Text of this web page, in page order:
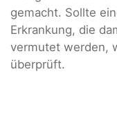
gemacht. Sollte
Erkrankung, die
vermutet werden,
überprüft.